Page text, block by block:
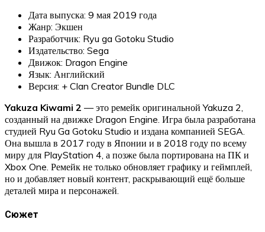
Дата выпуска: 9 мая 2019 года
Жанр: Экшен
Разработчик: Ryu ga Gotoku Studio
Издательство: Sega
Движок: Dragon Engine
Язык: Английский
Версия: + Clan Creator Bundle DLC
Yakuza Kiwami 2 — это ремейк оригинальной Yakuza 2,
созданный на движке Dragon Engine. Игра была разработана
студией Ryu Ga Gotoku Studio и издана компанией SEGA.
Она вышла в 2017 году в Японии и в 2018 году по всему
миру для PlayStation 4, а позже была портирована на ПК и
Xbox One. Ремейк не только обновляет графику и геймплей,
но и добавляет новый контент, раскрывающий ещё больше
деталей мира и персонажей.
Сюжет